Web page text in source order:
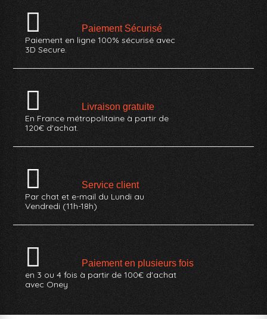
Paiement Sécurisé
Paiement en ligne 100% sécurisé avec
3D Secure.
Livraison gratuite
En France métropolitaine à partir de
120€ d'achat.
Service client
Par chat et e-mail du Lundi au
Vendredi (11h-18h)
Paiement en plusieurs fois
en 3 ou 4 fois à partir de 100€ d'achat
avec Oney